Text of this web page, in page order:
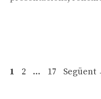
Navegació
Pàgina
1 Pàgina
2 … Pàgina
17 Següent